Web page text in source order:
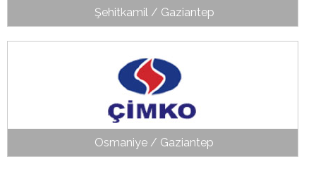
Şehitkamil / Gaziantep
Osmaniye / Gaziantep